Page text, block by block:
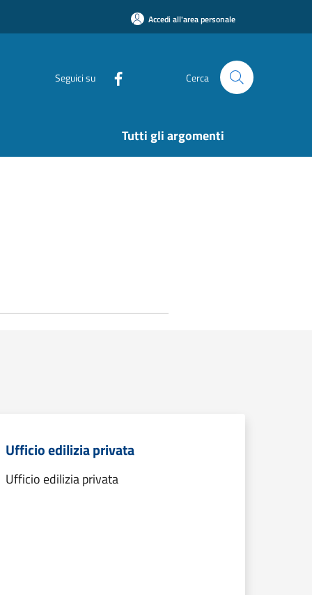
Accedi all'area personale
Seguici su Cerca
Tutti gli argomenti
Ufficio edilizia privata
Ufficio edilizia privata